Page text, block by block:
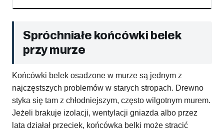
Spróchniałe końcówki belek
przy murze
Końcówki belek osadzone w murze są jednym z
najczęstszych problemów w starych stropach. Drewno
styka się tam z chłodniejszym, często wilgotnym murem.
Jeżeli brakuje izolacji, wentylacji gniazda albo przez
lata działał przeciek, końcówka belki może stracić